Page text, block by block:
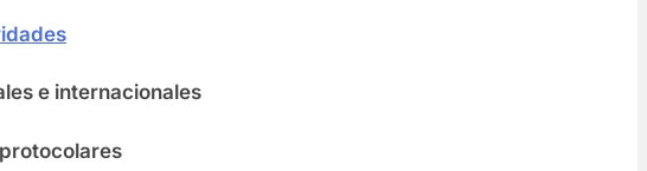
e internacionales